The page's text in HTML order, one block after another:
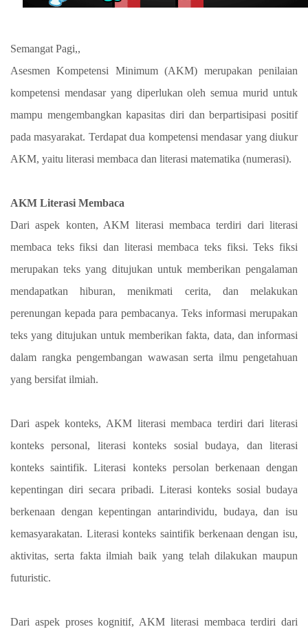
Semangat Pagi,,
Asesmen Kompetensi Minimum (AKM) merupakan penilaian
kompetensi mendasar yang diperlukan oleh semua murid untuk
mampu mengembangkan kapasitas diri dan berpartisipasi positif
pada masyarakat. Terdapat dua kompetensi mendasar yang diukur
AKM, yaitu literasi membaca dan literasi matematika (numerasi).
AKM Literasi Membaca
Dari aspek konten, AKM literasi membaca terdiri dari literasi
membaca teks fiksi dan literasi membaca teks fiksi. Teks fiksi
merupakan teks yang ditujukan untuk memberikan pengalaman
mendapatkan hiburan, menikmati cerita, dan melakukan
perenungan kepada para pembacanya. Teks informasi merupakan
teks yang ditujukan untuk memberikan fakta, data, dan informasi
dalam rangka pengembangan wawasan serta ilmu pengetahuan
yang bersifat ilmiah.
Dari aspek konteks, AKM literasi membaca terdiri dari literasi
konteks personal, literasi konteks sosial budaya, dan literasi
konteks saintifik. Literasi konteks persolan berkenaan dengan
kepentingan diri secara pribadi. Literasi konteks sosial budaya
berkenaan dengan kepentingan antarindividu, budaya, dan isu
kemasyarakatan. Literasi konteks saintifik berkenaan dengan isu,
aktivitas, serta fakta ilmiah baik yang telah dilakukan maupun
futuristic.
Dari aspek proses kognitif, AKM literasi membaca terdiri dari